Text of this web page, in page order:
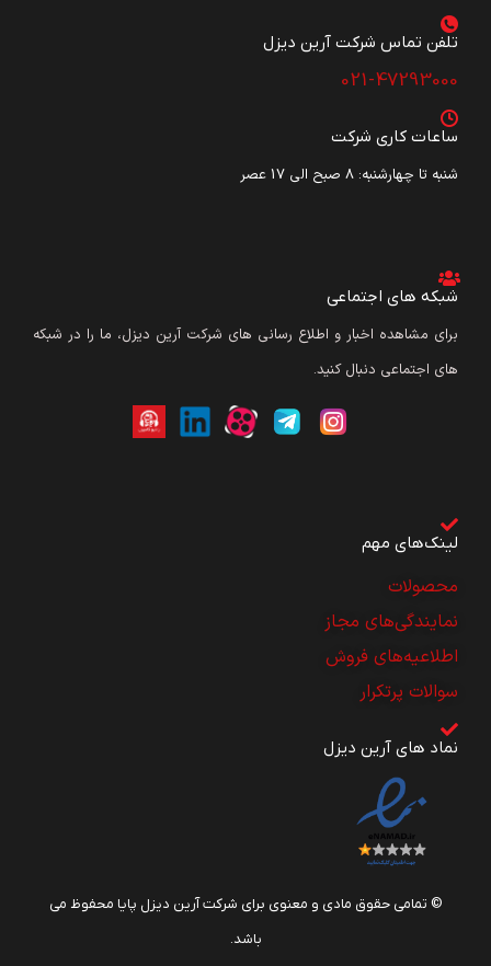
تلفن تماس شرکت آرین دیزل​
021-47293000
ساعات کاری شرکت
شنبه تا چهارشنبه: ۸ صبح الی 17 عصر
شبکه های اجتماعی
برای مشاهده اخبار و اطلاع رسانی های شرکت آرین دیزل، ما را در شبکه
های اجتماعی دنبال کنید.
لینک‌های مهم
محصولات
نمایندگی‌های مجاز
اطلاعیه‌های فروش
سوالات پرتکرار
نماد های آرین دیزل
© تمامی حقوق مادی و معنوی برای شرکت آرین دیزل پایا محفوظ می
باشد.